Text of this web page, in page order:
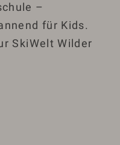
–
für Kids.
SkiWelt Wilder